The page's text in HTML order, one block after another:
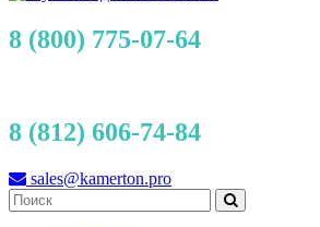
8 (800) 775-07-64
8 (812) 606-74-84
sales@kamerton.pro